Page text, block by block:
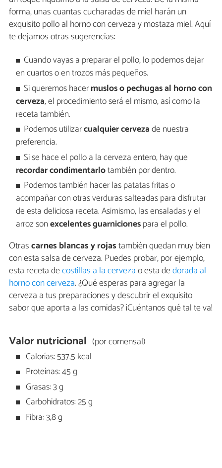
forma, unas cuantas cucharadas de miel harán un
exquisito pollo al horno con cerveza y mostaza miel. Aquí
te dejamos otras sugerencias:
Cuando vayas a preparar el pollo, lo podemos dejar
en cuartos o en trozos más pequeños.
Si queremos hacermuslos o pechugas al horno con
cerveza, el procedimiento será el mismo, así como la
receta también.
Podemos utilizarcualquier cervezade nuestra
preferencia.
Si se hace el pollo a la cerveza entero, hay que
recordar condimentarlotambién por dentro.
Podemos también hacer las patatas fritas o
acompañar con otras verduras salteadas para disfrutar
de esta deliciosa receta. Asimismo, las ensaladas y el
arroz sonexcelentes guarnicionespara el pollo.
Otrascarnes blancas y rojastambién quedan muy bien
con esta salsa de cerveza. Puedes probar, por ejemplo,
esta receta decostillas a la cervezao esta dedorada al
horno con cerveza. ¿Qué esperas para agregar la
cerveza a tus preparaciones y descubrir el exquisito
sabor que aporta a las comidas? ¡Cuéntanos qué tal te va!
Valor nutricional (por comensal)
Calorías: 537,5 kcal
Proteínas: 45 g
Grasas: 3 g
Carbohidratos: 25 g
Fibra: 3,8 g